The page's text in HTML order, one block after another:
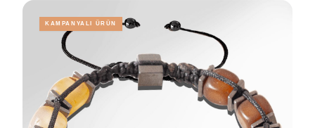
KAMPANYALI ÜRÜN